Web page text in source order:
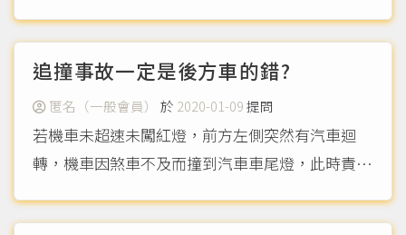
動可能會將學生表演錄影並上傳至網路。請問這種
行為對該排舞的編舞者有侵權嗎？如果只是參考，
還算是抄襲嗎？若有侵...
追撞事故一定是後方車的錯?
匿名（一般會員） 於 2020-01-09提問
若機車未超速未闖紅燈，前方左側突然有汽車迴
轉，機車因煞車不及而撞到汽車車尾燈，此時責任
疏失？（more...）